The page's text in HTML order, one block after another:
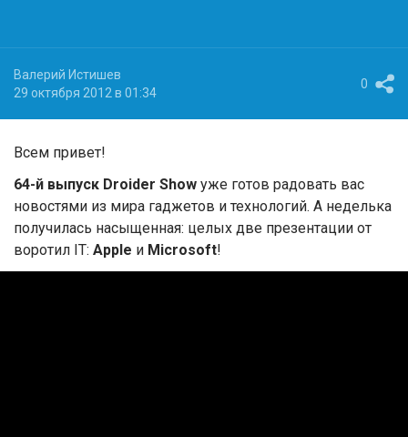
Валерий Истишев
29 октября 2012 в 01:34
0
Всем привет!
64-й выпуск Droider Show уже готов радовать вас
новостями из мира гаджетов и технологий. А неделька
получилась насыщенная: целых две презентации от
воротил IT: Apple и Microsoft!